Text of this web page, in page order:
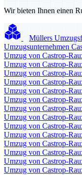
Wir bieten Ihnen einen
Müllers
Umzugsunternehmen
Umzug von Castrop-
Umzug von Castrop-
Umzug von Castrop-
Umzug von Castrop-
Umzug von Castrop-
Umzug von Castrop-
Umzug von Castrop-
Umzug von Castrop-
Umzug von Castrop-
Umzug von Castrop-
Umzug von Castrop-
Umzug von Castrop-
Umzug von Castrop-
Umzug von Castrop-